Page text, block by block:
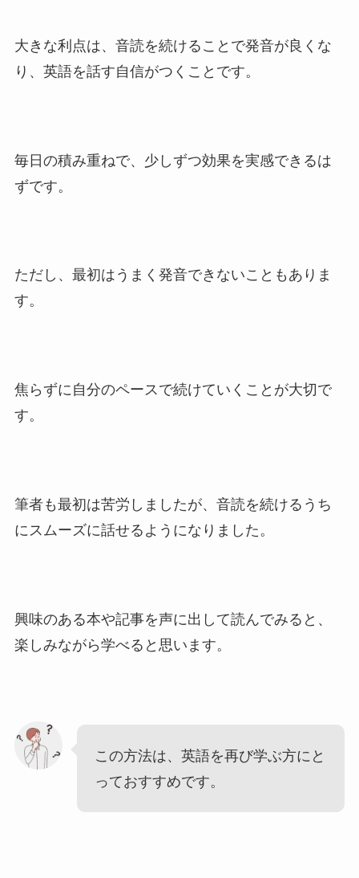
大きな利点は、音読を続けることで発音が良くな
り、英語を話す自信がつくことです。
毎日の積み重ねで、少しずつ効果を実感できるは
ずです。
ただし、最初はうまく発音できないこともありま
す。
焦らずに自分のペースで続けていくことが大切で
す。
筆者も最初は苦労しましたが、音読を続けるうち
にスムーズに話せるようになりました。
興味のある本や記事を声に出して読んでみると、
楽しみながら学べると思います。
この方法は、英語を再び学ぶ方にと
っておすすめです。